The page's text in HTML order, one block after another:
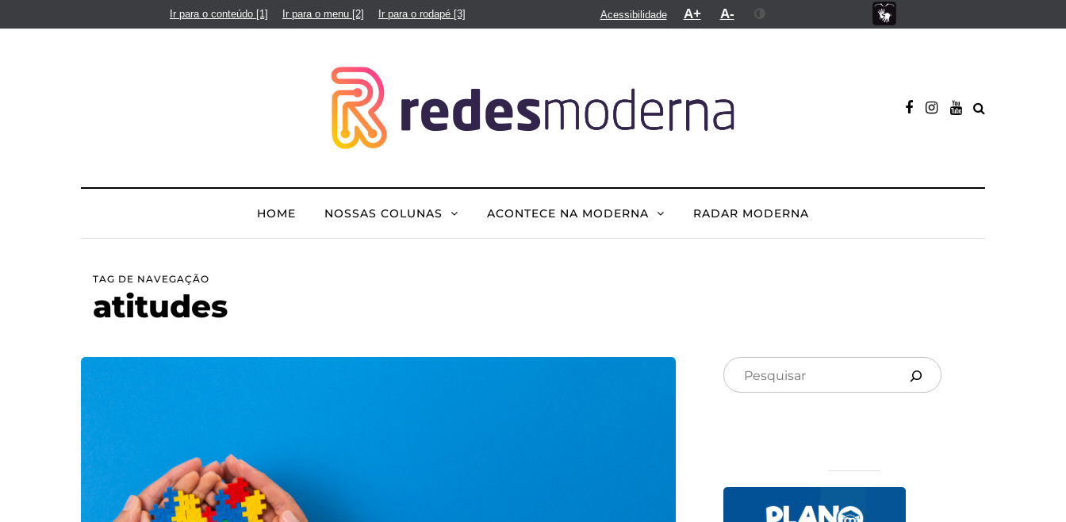
Ir para o conteúdo [1] Ir para o menu [2] Ir para o rodapé [3] Acessibilidade A+ A-
HOME NOSSAS COLUNAS ACONTECE NA MODERNA RADAR MODERNA
TAG DE NAVEGAÇÃO
atitudes